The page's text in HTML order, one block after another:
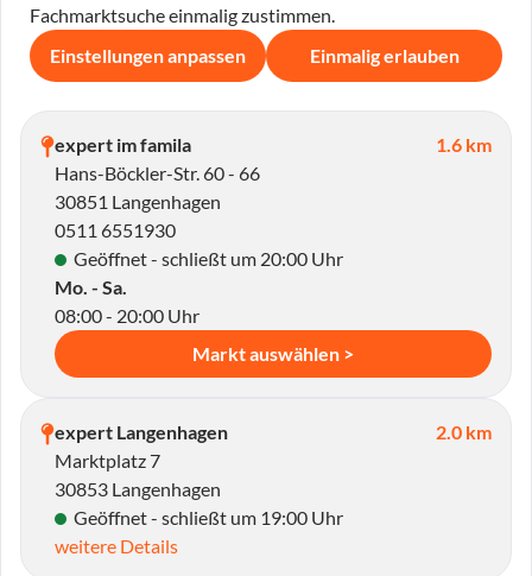
expert im famila
1.6 km
Hans-Böckler-Str. 60 - 66
30851 Langenhagen
0511 6551930
Geöffnet - schließt um 20:00 Uhr
Mo. - Sa.
08:00 - 20:00 Uhr
Markt auswählen >
expert Langenhagen
2.0 km
Marktplatz 7
30853 Langenhagen
Geöffnet - schließt um 19:00 Uhr
weitere Details
Fachmarktsuche einmalig zustimmen.
Einstellungen anpassen
Einmalig erlauben